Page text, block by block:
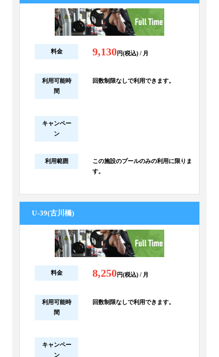
料金 9,130円(税込) / 月
利用可能時
間
回数制限なしで利用できます。
キャンペー
ン
利用範囲
この施設のプールのみの利用に限りま
す。
U-39(古川橋)
料金 8,250円(税込) / 月
利用可能時
間
回数制限なしで利用できます。
キャンペー
ン